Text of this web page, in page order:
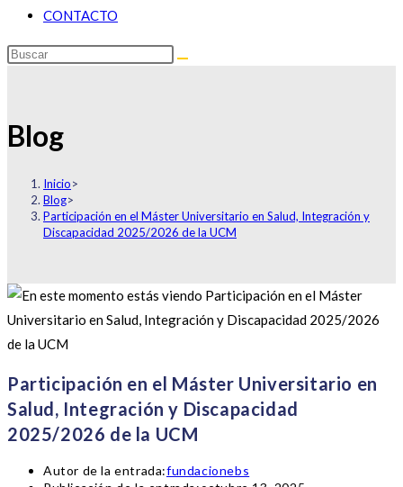
CONTACTO
Blog
Inicio>
Blog>
Participación en el Máster Universitario en Salud, Integración y
Discapacidad 2025/2026 de la UCM
Participación en el Máster Universitario en
Salud, Integración y Discapacidad
2025/2026 de la UCM
Autor de la entrada:fundacionebs